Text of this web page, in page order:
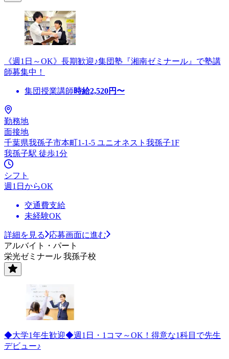
《週1日～OK》長期歓迎♪集団塾『湘南ゼミナール』で塾講
師募集中！
集団授業講師時給2,520円〜
勤務地
面接地
千葉県我孫子市本町1-1-5 ユニオネスト我孫子1F
我孫子駅 徒歩1分
シフト
週1日からOK
交通費支給
未経験OK
詳細を見る
応募画面に進む
アルバイト・パート
栄光ゼミナール 我孫子校
◆大学1年生歓迎◆週1日・1コマ～OK！得意な1科目で先生
デビュー♪